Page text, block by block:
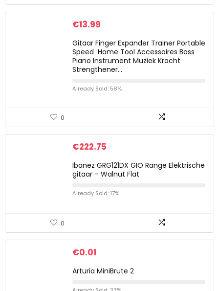
€13.99
Gitaar Finger Expander Trainer Portable
Speed ​ Home Tool Accessoires Bass
Piano Instrument Muziek Kracht
Strengthener…
Already Sold: 58%
0
€222.75
Ibanez GRG121DX GIO Range Elektrische
gitaar – Walnut Flat
Already Sold: 17%
0
€0.01
Arturia MiniBrute 2